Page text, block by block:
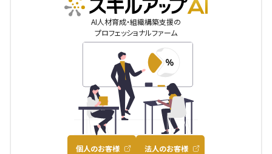
skillupai
AI人材育成・組織構築支援の
プロフェッショナルファーム
個人のお客様 法人のお客様